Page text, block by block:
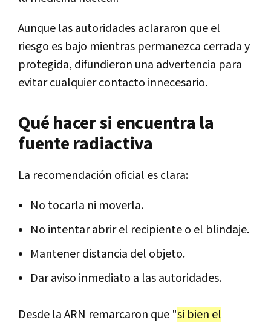
Aunque las autoridades aclararon que el
riesgo es bajo mientras permanezca cerrada y
protegida, difundieron una advertencia para
evitar cualquier contacto innecesario.
Qué hacer si encuentra la
fuente radiactiva
La recomendación oficial es clara:
No tocarla ni moverla.
No intentar abrir el recipiente o el blindaje.
Mantener distancia del objeto.
Dar aviso inmediato a las autoridades.
Desde la ARN remarcaron que "si bien el